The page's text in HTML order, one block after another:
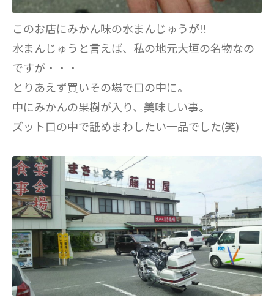
このお店にみかん味の水まんじゅうが!!
水まんじゅうと言えば、私の地元大垣の名物なの
ですが・・・
とりあえず買いその場で口の中に。
中にみかんの果樹が入り、美味しい事。
ズット口の中で舐めまわしたい一品でした(笑)